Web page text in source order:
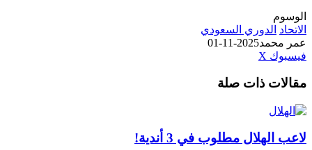
الدوري السعودي
2025-11-01
‫Xلينكدإن
بينتيريست
مشاركة
البريد
طباعة
ذات صلة
مطلوب في 3 أندية!